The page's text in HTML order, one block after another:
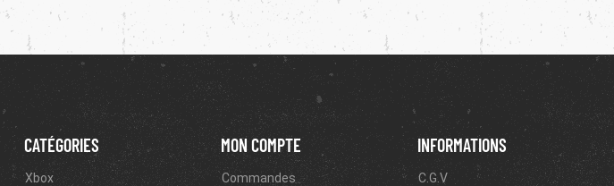
CATÉGORIES
Xbox
MON COMPTE
Commandes
INFORMATIONS
C.G.V